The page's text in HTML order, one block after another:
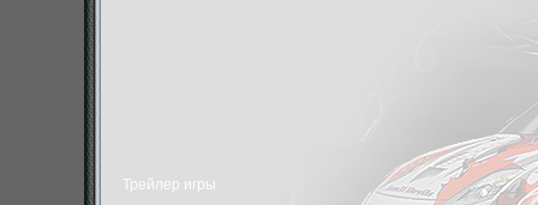
Трейлер игры